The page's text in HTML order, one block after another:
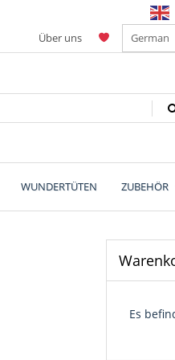
Über uns
WUNDERTÜTEN ZUBEHÖR
Es